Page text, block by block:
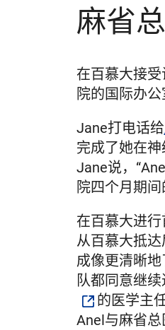
麻省
在百慕大接
院的国际办公
Jane打电话给
完成了她在
Jane说，
院四个月期间
在百慕大进
从百慕大抵
成像更清晰
队都同意继
的医学主
Anel与麻省总